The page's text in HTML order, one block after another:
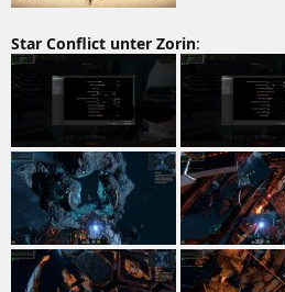
Star Conflict unter Zorin: